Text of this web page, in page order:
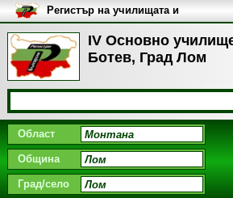
ІV Основно
Ботев, Град Лом
Регистър на училищата и
университетите в България
Област
Община
Град/село